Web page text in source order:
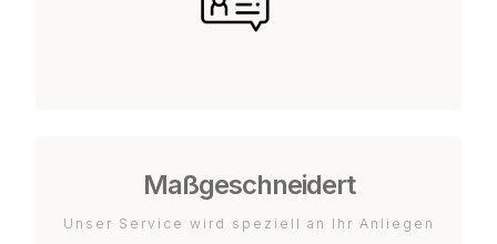
Maßgeschneidert
Unser Service wird speziell an Ihr Anliegen